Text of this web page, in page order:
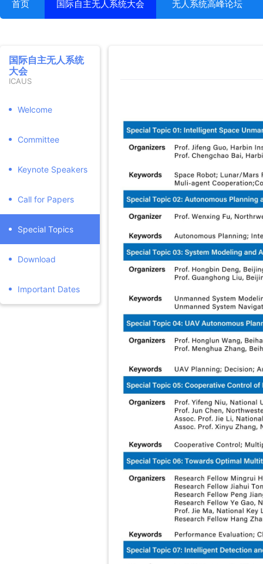
首页 国际自主无人系统大会 无人系统高峰论坛
国际自主无人系统
大会
ICAUS
Welcome
Committee
Keynote Speakers
Call for Papers
Special Topics
Download
Important Dates